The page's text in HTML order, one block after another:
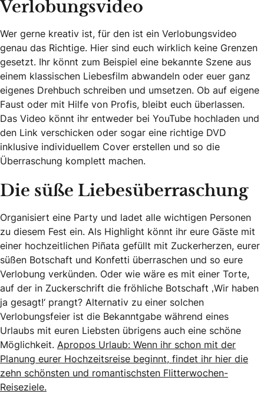
Verlobungsvideo
Wer gerne kreativ ist, für den ist ein Verlobungsvideo
genau das Richtige. Hier sind euch wirklich keine Grenzen
gesetzt. Ihr könnt zum Beispiel eine bekannte Szene aus
einem klassischen Liebesfilm abwandeln oder euer ganz
eigenes Drehbuch schreiben und umsetzen. Ob auf eigene
Faust oder mit Hilfe von Profis, bleibt euch überlassen.
Das Video könnt ihr entweder bei YouTube hochladen und
den Link verschicken oder sogar eine richtige DVD
inklusive individuellem Cover erstellen und so die
Überraschung komplett machen.
Die süße Liebesüberraschung
Organisiert eine Party und ladet alle wichtigen Personen
zu diesem Fest ein. Als Highlight könnt ihr eure Gäste mit
einer hochzeitlichen Piñata gefüllt mit Zuckerherzen, eurer
süßen Botschaft und Konfetti überraschen und so eure
Verlobung verkünden. Oder wie wäre es mit einer Torte,
auf der in Zuckerschrift die fröhliche Botschaft ‚Wir haben
ja gesagt!‘ prangt? Alternativ zu einer solchen
Verlobungsfeier ist die Bekanntgabe während eines
Urlaubs mit euren Liebsten übrigens auch eine schöne
Möglichkeit. Apropos Urlaub: Wenn ihr schon mit der
Planung eurer Hochzeitsreise beginnt, findet ihr hier die
zehn schönsten und romantischsten Flitterwochen-
Reiseziele.